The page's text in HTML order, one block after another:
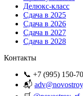
Делюкс-класс
Сдача в 2025
Сдача в 2026
Сдача в 2027
Сдача в 2028
Контакты
📞 +7 (995) 150-
📬